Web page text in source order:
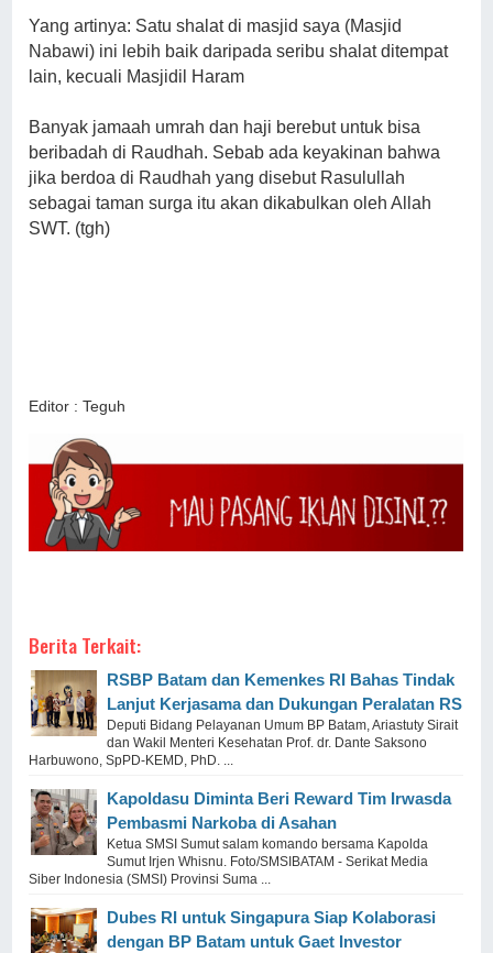
Yang artinya: Satu shalat di masjid saya (Masjid
Nabawi) ini lebih baik daripada seribu shalat ditempat
lain, kecuali Masjidil Haram
Banyak jamaah umrah dan haji berebut untuk bisa
beribadah di Raudhah. Sebab ada keyakinan bahwa
jika berdoa di Raudhah yang disebut Rasulullah
sebagai taman surga itu akan dikabulkan oleh Allah
SWT. (tgh)
Editor : Teguh
Berita Terkait:
RSBP Batam dan Kemenkes RI Bahas Tindak
Lanjut Kerjasama dan Dukungan Peralatan RS
Deputi Bidang Pelayanan Umum BP Batam, Ariastuty Sirait
dan Wakil Menteri Kesehatan Prof. dr. Dante Saksono
Harbuwono, SpPD-KEMD, PhD. ...
Kapoldasu Diminta Beri Reward Tim Irwasda
Pembasmi Narkoba di Asahan
Ketua SMSI Sumut salam komando bersama Kapolda
Sumut Irjen Whisnu. Foto/SMSIBATAM - Serikat Media
Siber Indonesia (SMSI) Provinsi Suma ...
Dubes RI untuk Singapura Siap Kolaborasi
dengan BP Batam untuk Gaet Investor